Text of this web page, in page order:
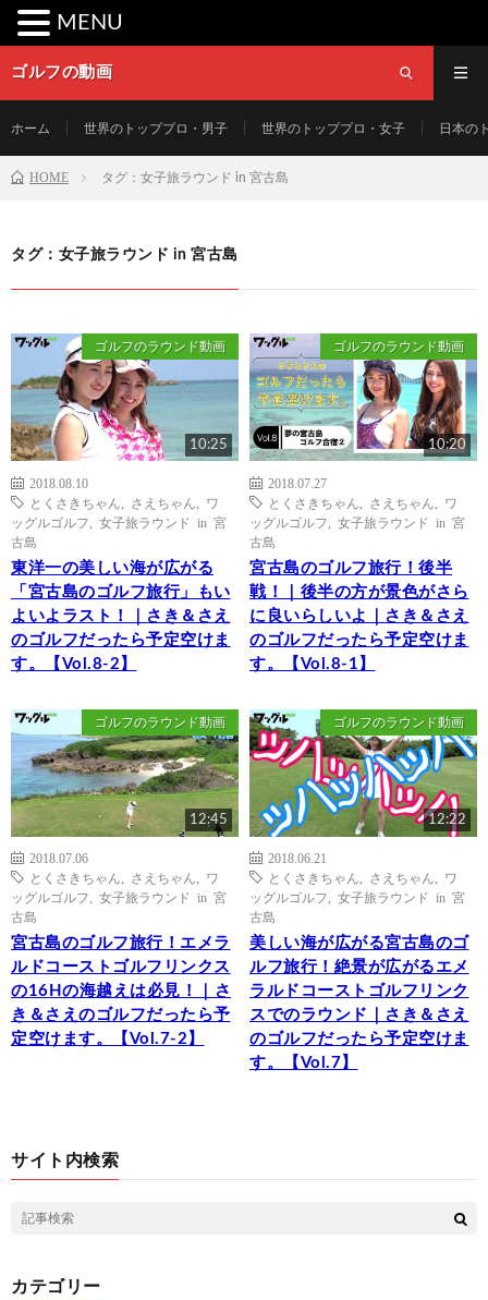
ゴルフの動画
ホーム 世界のトッププロ・男子 世界のトッププロ・女子 日本の
HOME タグ：女子旅ラウンド in 宮古島
タグ：女子旅ラウンド in 宮古島
ゴルフのラウンド動画
10:25
2018.08.10
とくさきちゃん
さえちゃん
ワ
ッグルゴルフ
女子旅ラウンド in 宮
古島
東洋一の美しい海が広がる
「宮古島のゴルフ旅行」もい
よいよラスト！｜さき＆さえ
のゴルフだったら予定空けま
す。【Vol.8-2】
ゴルフのラウンド動画
10:20
2018.07.27
とくさきちゃん
さえちゃん
ワ
ッグルゴルフ
女子旅ラウンド in 宮
古島
宮古島のゴルフ旅行！後半
戦！｜後半の方が景色がさら
に良いらしいよ｜さき＆さえ
のゴルフだったら予定空けま
す。【Vol.8-1】
ゴルフのラウンド動画
12:45
2018.07.06
とくさきちゃん
さえちゃん
ワ
ッグルゴルフ
女子旅ラウンド in 宮
古島
宮古島のゴルフ旅行！エメラ
ルドコーストゴルフリンクス
の16Hの海越えは必見！｜さ
き＆さえのゴルフだったら予
定空けます。【Vol.7-2】
ゴルフのラウンド動画
12:22
2018.06.21
とくさきちゃん
さえちゃん
ワ
ッグルゴルフ
女子旅ラウンド in 宮
古島
美しい海が広がる宮古島のゴ
ルフ旅行！絶景が広がるエメ
ラルドコーストゴルフリンク
スでのラウンド｜さき＆さえ
のゴルフだったら予定空けま
す。【Vol.7】
サイト内検索
カテゴリー
MENU